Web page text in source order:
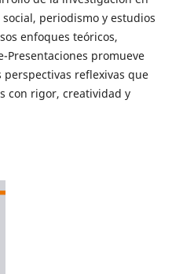
periodismo y estudios
enfoques teóricos,
Presentaciones promueve
reflexivas que
con rigor, creatividad y